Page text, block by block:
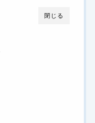
閉じる